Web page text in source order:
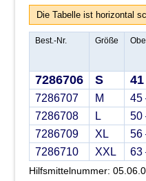
Die Tabelle ist horizontal
Best.-Nr. Größe
7286706 S
7286707 M 45
7286708
L 50
7286709
XL 56
7286710
XXL 63
Hilfsmittelnummer: